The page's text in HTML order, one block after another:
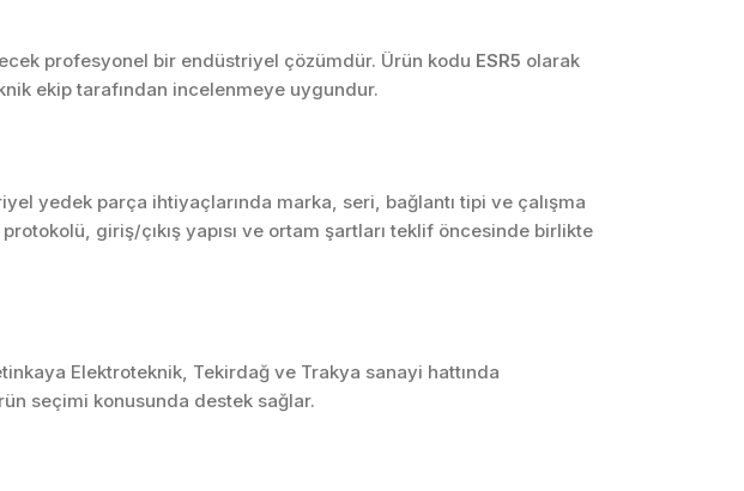
Makine Otomasyonu
Proses Otomasyonu
Otomasyon Sistemleri
Tasarımı
Ölçüm Sistemleri
profesyonel bir endüstriyel çözümdür. Ürün kodu ESR5 olarak
ekip tarafından incelenmeye uygundur.
yedek parça ihtiyaçlarında marka, seri, bağlantı tipi ve çalışma
giriş/çıkış yapısı ve ortam şartları teklif öncesinde birlikte
Elektroteknik, Tekirdağ ve Trakya sanayi hattında
seçimi konusunda destek sağlar.